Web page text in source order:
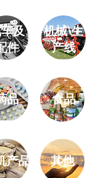
及
件
机械\生
产线
品 ​食品
产品 其他